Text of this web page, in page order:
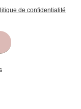
de confidentialité